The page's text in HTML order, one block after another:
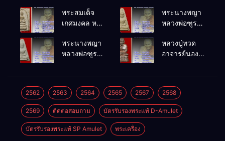
พระสมเด็จ
เกศมงคล หล
โพธิ์นิมิตร
พ.ศ.2512
พระนางพญา
หลวงพ่อฑูรย์
พ.ศ.2512
พระนางพญา
หลวงพ่อฑูรย์
พ.ศ.2512
หลวงปู่ทวด
อาจารย์นอง
พ.ศ.2541
2562 2563 2564 2565 2567 2568
2569 ติดต่อสอบถาม บัตรรับรองพระแท้ D-Amulet
บัตรรับรองพระแท้ SP Amulet พระเครื่อง